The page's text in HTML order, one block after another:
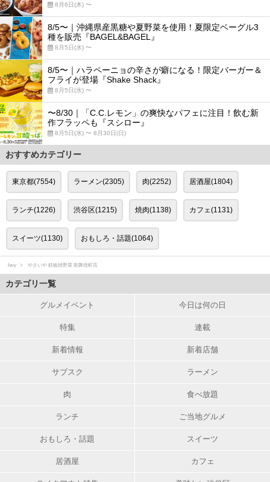
8月6日(木) 〜
8/5〜｜沖縄県産黒糖や夏野菜を使用！夏限定ベーグル3
種を販売『BAGEL&BAGEL』
8月5日(水) 〜
8/5〜｜ハラペーニョの辛さが癖になる！限定バーガー＆
フライが登場『Shake Shack』
8月5日(水) 〜
〜8/30｜「C.C.レモン」の爽快なパフェに注目！飲む新
作フラッペも『スシロー』
8月5日(水) 〜 8月30日(日)
おすすめカテゴリー
東京都(7554) ラーメン(2305) 肉(2252) 居酒屋(1804)
ランチ(1226) 渋谷区(1215) 焼肉(1138) カフェ(1131)
スイーツ(1130) おもしろ・話題(1064)
favy やさいや 鉄板焼野菜 歌舞伎町店
カテゴリ一覧
グルメイベント 今日は何の日
特集 連載
新着情報 新着店舗
サブスク ラーメン
肉 食べ放題
ランチ ご当地グルメ
おもしろ・話題 スイーツ
居酒屋 カフェ